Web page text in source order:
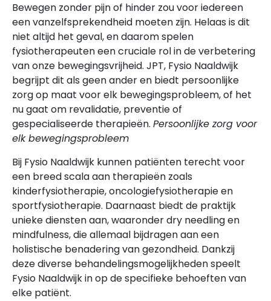
Bewegen zonder pijn of hinder zou voor iedereen
een vanzelfsprekendheid moeten zijn. Helaas is dit
niet altijd het geval, en daarom spelen
fysiotherapeuten een cruciale rol in de verbetering
van onze bewegingsvrijheid. JPT, Fysio Naaldwijk
begrijpt dit als geen ander en biedt persoonlijke
zorg op maat voor elk bewegingsprobleem, of het
nu gaat om revalidatie, preventie of
gespecialiseerde therapieën. Persoonlijke zorg voor
elk bewegingsprobleem
Bij Fysio Naaldwijk kunnen patiënten terecht voor
een breed scala aan therapieën zoals
kinderfysiotherapie, oncologiefysiotherapie en
sportfysiotherapie. Daarnaast biedt de praktijk
unieke diensten aan, waaronder dry needling en
mindfulness, die allemaal bijdragen aan een
holistische benadering van gezondheid. Dankzij
deze diverse behandelingsmogelijkheden speelt
Fysio Naaldwijk in op de specifieke behoeften van
elke patiënt.